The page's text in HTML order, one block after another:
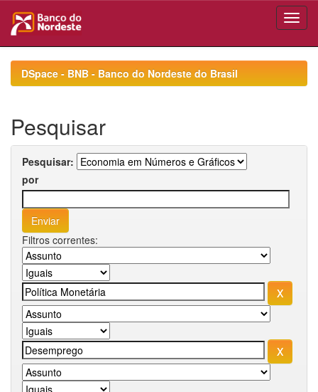
navigationDSpace - BNB - Banco do Nordeste do Brasil
Pesquisar
Pesquisar:
por
Filtros correntes: